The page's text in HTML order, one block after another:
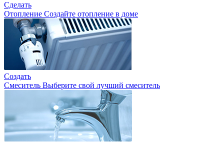
Сделать
Отопление Создайте отопление в доме
Создать
Смеситель Выберите свой лучший смеситель